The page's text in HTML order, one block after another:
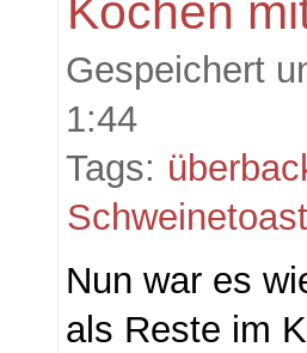
Kochen
Gespeichert
1:44
Tags:
Schweinetoast
Nun war es
als Reste im